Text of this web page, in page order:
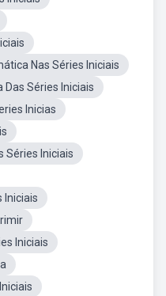
Nas Séries Iniciais
Séries Iniciais
Inicias
Séries Iniciais
Iniciais
Iniciais